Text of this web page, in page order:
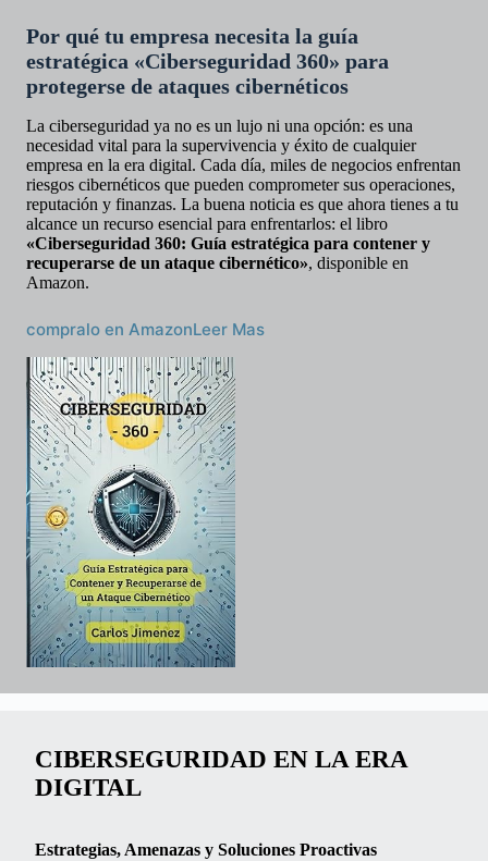
Por qué tu empresa necesita la guía
estratégica «Ciberseguridad 360» para
protegerse de ataques cibernéticos
La ciberseguridad ya no es un lujo ni una opción: es una
necesidad vital para la supervivencia y éxito de cualquier
empresa en la era digital. Cada día, miles de negocios enfrentan
riesgos cibernéticos que pueden comprometer sus operaciones,
reputación y finanzas. La buena noticia es que ahora tienes a tu
alcance un recurso esencial para enfrentarlos: el libro
«Ciberseguridad 360: Guía estratégica para contener y
recuperarse de un ataque cibernético», disponible en
Amazon.
compralo en AmazonLeer Mas
CIBERSEGURIDAD EN LA ERA
DIGITAL
Estrategias, Amenazas y Soluciones Proactivas